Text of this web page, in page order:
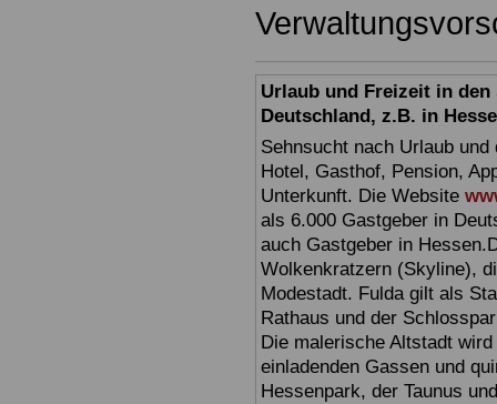
Urlaub und Freizeit in
Deutschland, z.B. in
Sehnsucht nach Urlaub
Hotel, Gasthof, Pension,
Unterkunft. Die Website
als 6.000 Gastgeber in
auch Gastgeber in
Wolkenkratzern (Skyline),
Modestadt. Fulda gilt als
Rathaus und der
Die malerische Altstadt
einladenden Gassen und
Hessenpark, der Taunus